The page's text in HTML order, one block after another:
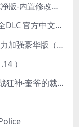
侠盗猎车手5/GTA5（更新v1.70纯净版-内置修改器+通关存档）
使命召唤17 黑色行动 冷战V1.34 全DLC 官方中文版COD17
三国志14PK-V1.0.10+V1.0.25-威力加强豪华版（武将面容套装-全DLC+季票+特典+中文语音+编辑修改器）
）
战神4/God of War（V1.0.13-斗战狂神-奎爷的裁决+全DLC）